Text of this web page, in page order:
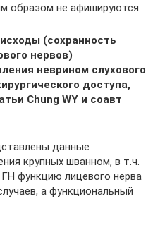
образом не афишируются.
(сохранность
нервов)
неврином слухового
доступа,
Chung WY и соавт
данные
крупных шванном, в т.ч.
функцию лицевого нерва
а функциональный